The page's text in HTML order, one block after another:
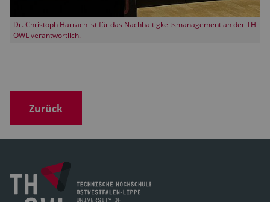
Dr. Christoph Harrach ist für das Nachhaltigkeitsmanagement an der TH
OWL verantwortlich.
Zurück